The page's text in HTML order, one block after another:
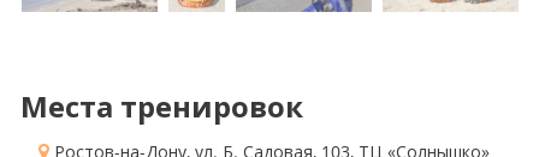
Места тренировок
Ростов-на-Дону, ул. Б. Садовая, 103, ТЦ «Солнышко»